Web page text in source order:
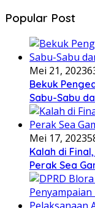
Popular Post
Mei 21, 2023
Bekuk
Sabu-Sabu
Mei 17, 2023
Kalah di
Perak Sea